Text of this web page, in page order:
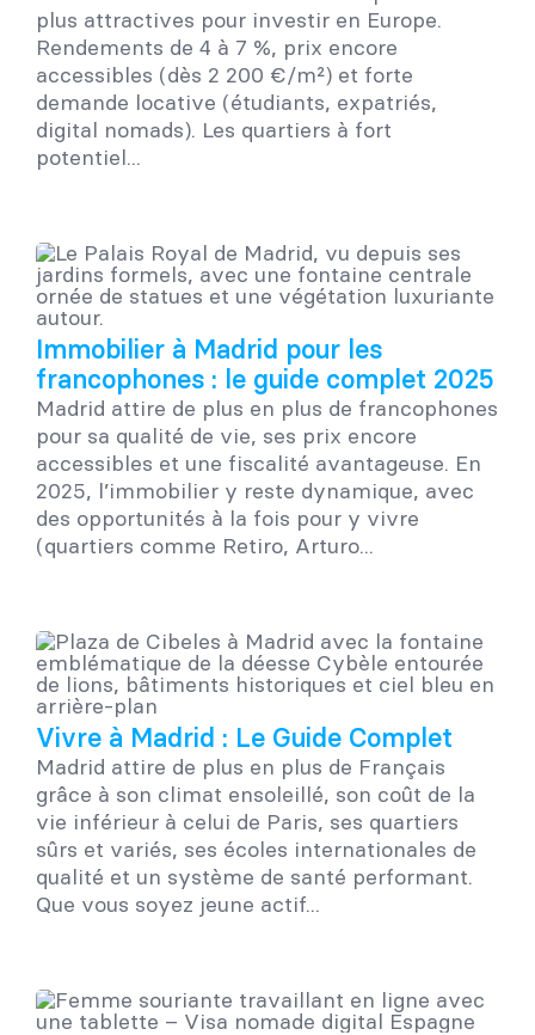
plus attractives pour investir en Europe.
Rendements de 4 à 7 %, prix encore
accessibles (dès 2 200 €/m²) et forte
demande locative (étudiants, expatriés,
digital nomads). Les quartiers à fort
potentiel...
Immobilier à Madrid pour les
francophones : le guide complet 2025
Madrid attire de plus en plus de francophones
pour sa qualité de vie, ses prix encore
accessibles et une fiscalité avantageuse. En
2025, l’immobilier y reste dynamique, avec
des opportunités à la fois pour y vivre
(quartiers comme Retiro, Arturo...
Vivre à Madrid : Le Guide Complet
Madrid attire de plus en plus de Français
grâce à son climat ensoleillé, son coût de la
vie inférieur à celui de Paris, ses quartiers
sûrs et variés, ses écoles internationales de
qualité et un système de santé performant.
Que vous soyez jeune actif...